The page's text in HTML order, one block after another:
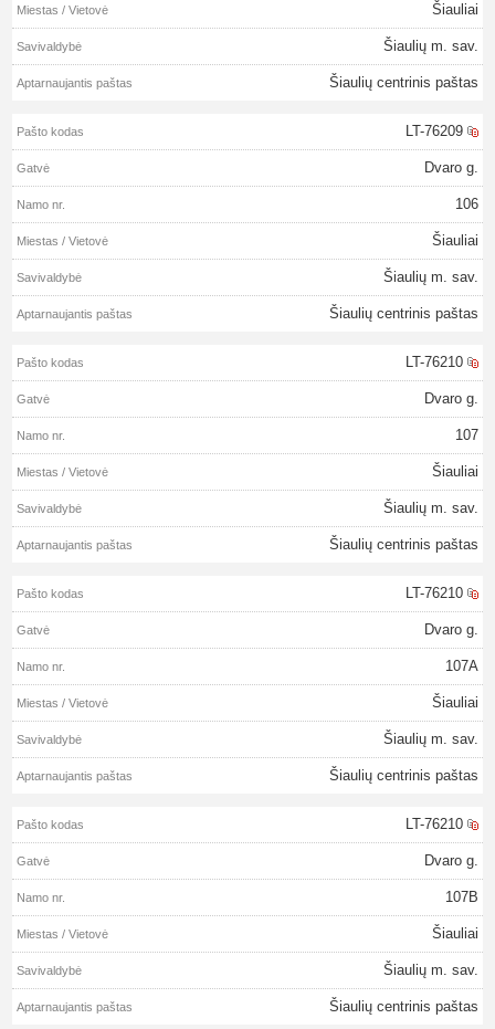
Šiauliai
Šiaulių m. sav.
Šiaulių centrinis paštas
LT-76209
Dvaro g.
106
Šiauliai
Šiaulių m. sav.
Šiaulių centrinis paštas
LT-76210
Dvaro g.
107
Šiauliai
Šiaulių m. sav.
Šiaulių centrinis paštas
LT-76210
Dvaro g.
107A
Šiauliai
Šiaulių m. sav.
Šiaulių centrinis paštas
LT-76210
Dvaro g.
107B
Šiauliai
Šiaulių m. sav.
Šiaulių centrinis paštas